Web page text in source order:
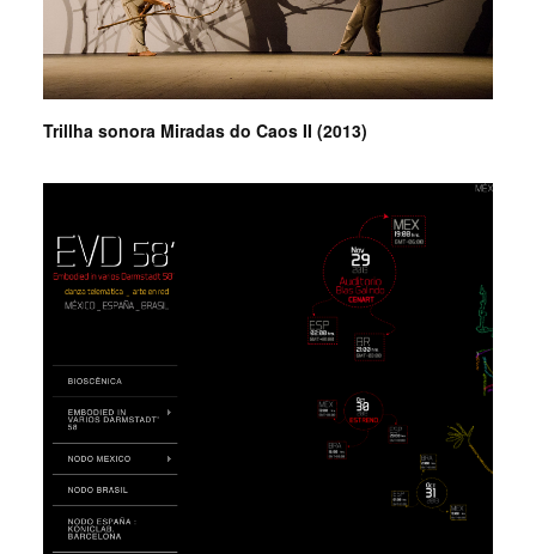
Trillha sonora Miradas do Caos II (2013)